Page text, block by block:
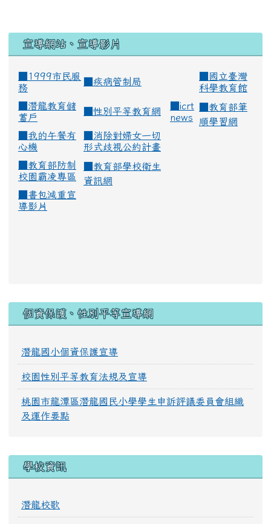
宣導網站、宣導影片
■1999市民服
務
疾病管制局
國立臺灣
科學教育館
潛龍教育儲
蓄戶
性別平等教育網
icrt
news
教育部筆
順學習網
我的午餐有
心機
消除對婦女一切
形式歧視公約計畫
教育部防制
校園霸凌專區
教育部學校衛生
資訊網
書包減重宣
導影片
個資保護、性別平等宣導網
潛龍國小個資保護宣導
校園性別平等教育法規及宣導
桃園市龍潭區潛龍國民小學學生申訴評議委員會組織
及運作要點
學校資訊
潛龍校歌